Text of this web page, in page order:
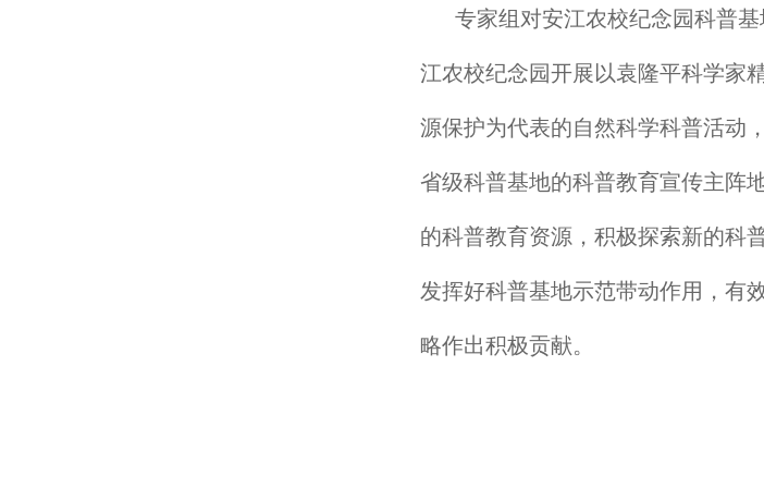
专家组对安江农校纪念园科普
江农校纪念园开展以袁隆平科学家
源保护为代表的自然科学科普活动
省级科普基地的科普教育宣传主阵
的科普教育资源，积极探索新的科
发挥好科普基地示范带动作用，有
略作出积极贡献。